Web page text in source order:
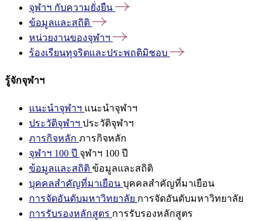
จุฬาฯ กับความยั่งยืน
ข้อมูลและสถิติ
หน่วยงานของจุฬาฯ
ร้องเรียนทุจริตและประพฤติมิชอบ
รู้จักจุฬาฯ
แนะนำจุฬาฯ แนะนำจุฬาฯ
ประวัติจุฬาฯ ประวัติจุฬาฯ
ภารกิจหลัก ภารกิจหลัก
จุฬาฯ 100 ปี จุฬาฯ 100 ปี
ข้อมูลและสถิติ ข้อมูลและสถิติ
บุคคลสำคัญที่มาเยือน บุคคลสำคัญที่มาเยือน
การจัดอันดับมหาวิทยาลัย การจัดอันดับมหาวิทยาลัย
การรับรองหลักสูตร การรับรองหลักสูตร